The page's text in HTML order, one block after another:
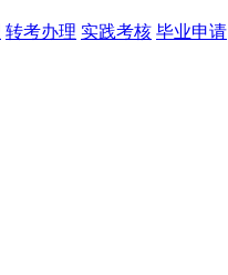
转考办理 实践考核 毕业申请